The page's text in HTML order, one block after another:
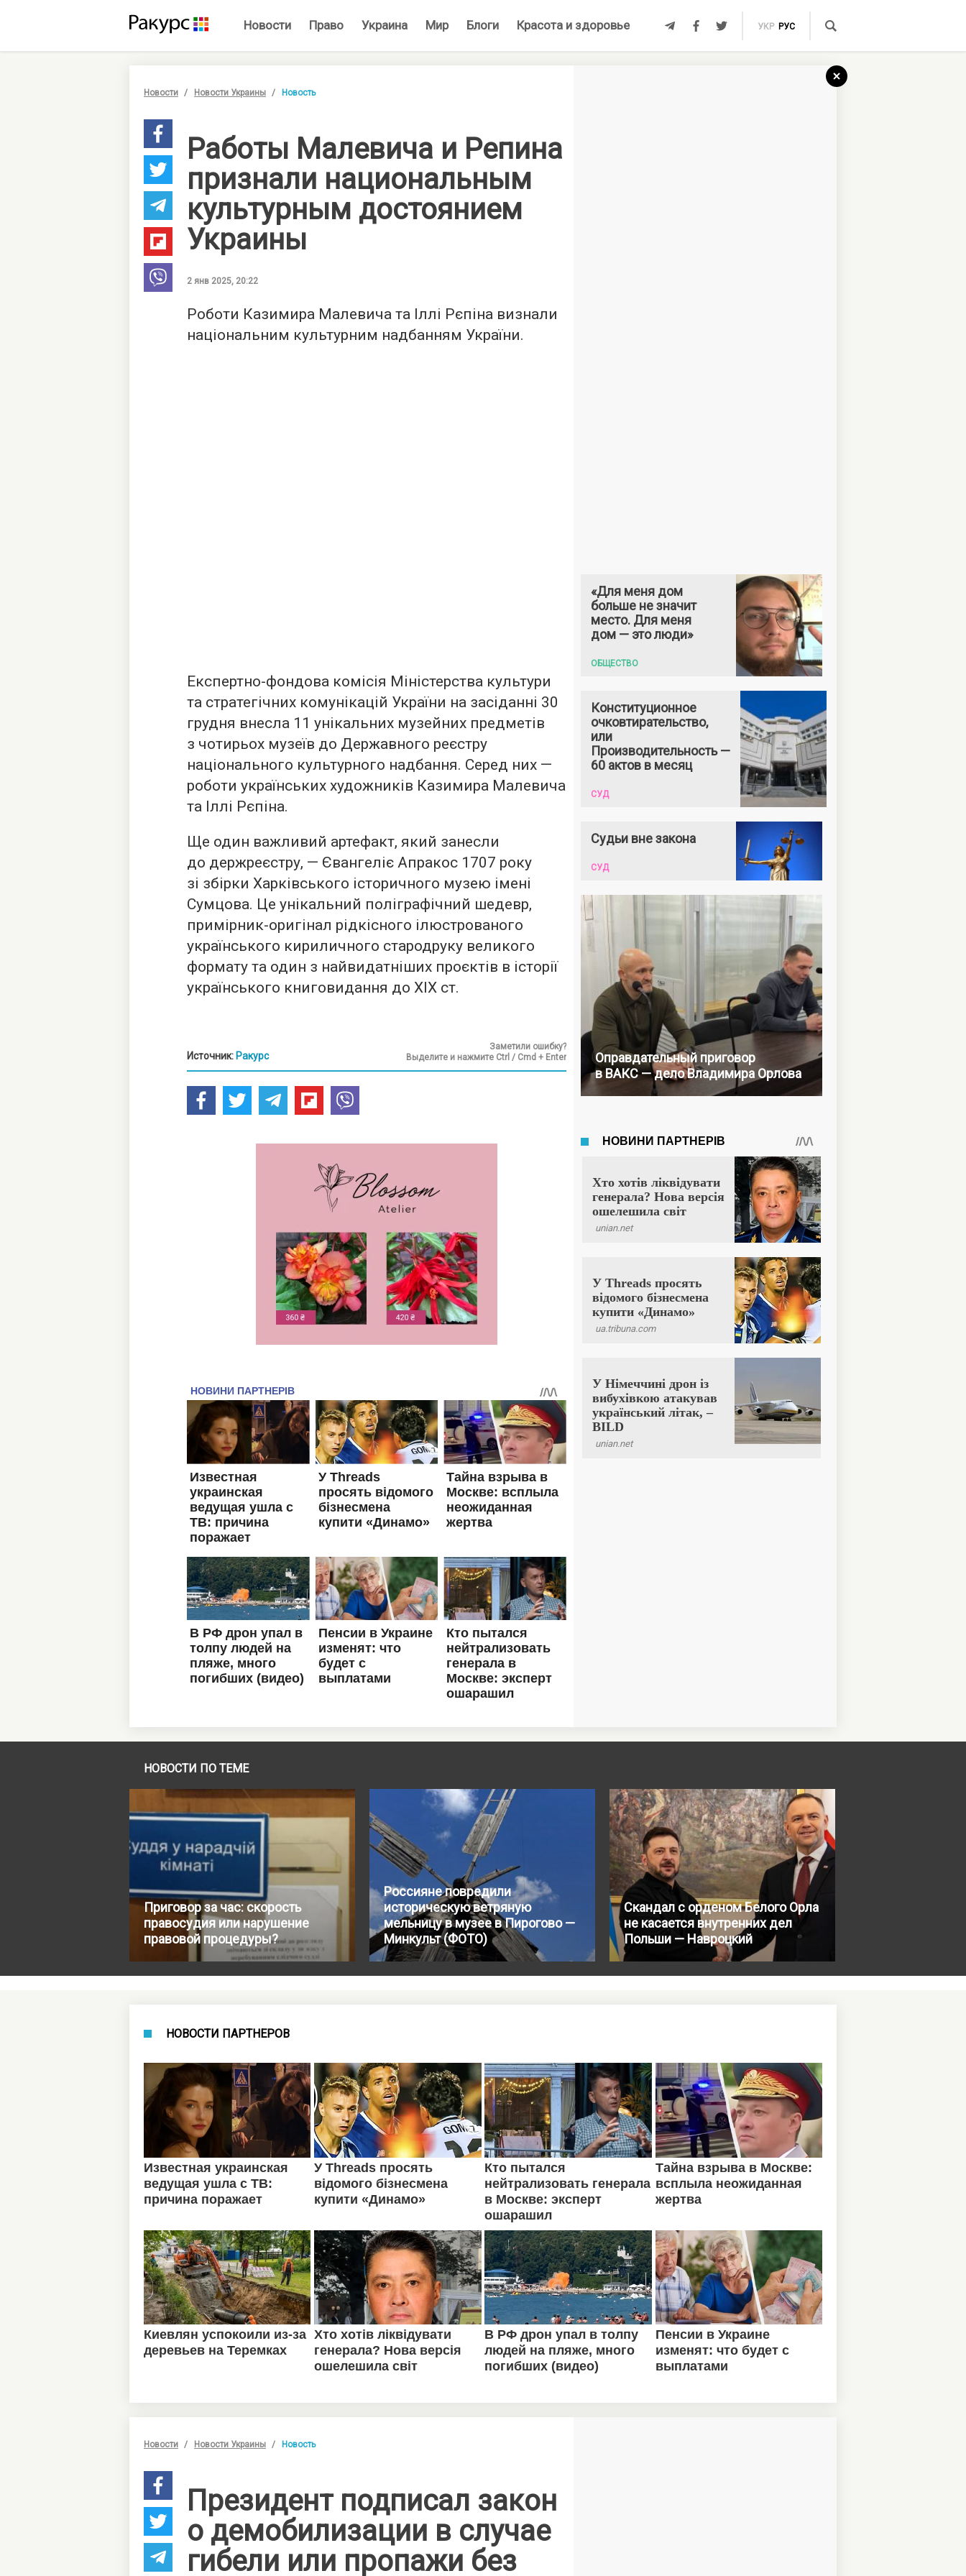
Новости Право Украина Мир Блоги Красота и здоровье УКР РУС
Новости Новости Украины Новость
Работы Малевича и Репина
признали национальным
культурным достоянием
Украины
2 янв 2025, 20:22
Роботи Казимира Малевича та Іллі Рєпіна визнали
національним культурним надбанням України.
Експертно-фондова комісія Міністерства культури
та стратегічних комунікацій України на засіданні 30
грудня внесла 11 унікальних музейних предметів
з чотирьох музеїв до Державного реєстру
національного культурного надбання. Серед них —
роботи українських художників Казимира Малевича
та Іллі Рєпіна.
Ще один важливий артефакт, який занесли
до держреєстру, — Євангеліє Апракос 1707 року
зі збірки Харківського історичного музею імені
Сумцова. Це унікальний поліграфічний шедевр,
примірник-оригінал рідкісного ілюстрованого
українського кириличного стародруку великого
формату та один з найвидатніших проєктів в історії
українського книговидання до ХІХ ст.
Источник: Ракурс
Заметили ошибку?
Выделите и нажмите Ctrl / Cmd + Enter
«Для меня дом
больше не значит
место. Для меня
дом — это люди»
ОБЩЕСТВО
Конституционное
очковтирательство,
или
Производительность —
60 актов в месяц
СУД
Судьи вне закона
СУД
Оправдательный приговор
в ВАКС — дело Владимира Орлова
НОВОСТИ ПО ТЕМЕ
Приговор за час: скорость
правосудия или нарушение
правовой процедуры?
Россияне повредили
историческую ветряную
мельницу в музее в Пирогово —
Минкульт (ФОТО)
Скандал с орденом Белого Орла
не касается внутренних дел
Польши — Навроцкий
НОВОСТИ ПАРТНЕРОВ
Новости Новости Украины Новость
Президент подписал закон
о демобилизации в случае
гибели или пропажи без